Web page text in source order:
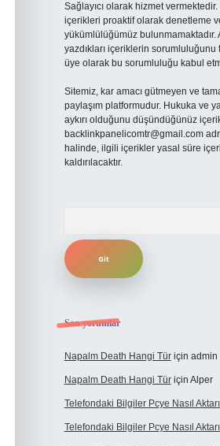
Sağlayıcı olarak hizmet
içerikleri proaktif olarak denetleme
yükümlülüğümüz bulunmamaktadır.
yazdıkları içeriklerin sorumluluğunu
üye olarak bu sorumluluğu kabul
Sitemiz, kar amacı gütmeyen ve
paylaşım platformudur. Hukuka ve
aykırı olduğunu düşündüğünüz
backlinkpanelicomtr@gmail.com
halinde, ilgili içerikler yasal süre
kaldırılacaktır.
Son yorumlar
Napalm Death Hangi Türiçin admin
Napalm Death Hangi Türiçin Alper
Telefondaki Bilgiler Pcye Nasıl
Telefondaki Bilgiler Pcye Nasıl